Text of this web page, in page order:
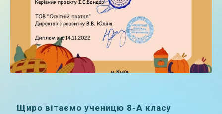
Щиро вітаємо ученицю 8-А класу